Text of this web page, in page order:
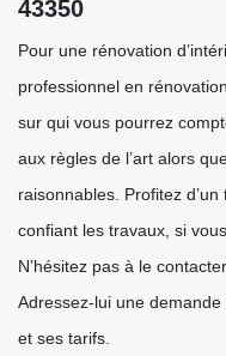
43350
Pour une rénovation
professionnel en
sur qui vous pourrez
aux règles de l’art alors
raisonnables. Profitez
confiant les travaux, si
N’hésitez pas à le
Adressez-lui une
et ses tarifs.